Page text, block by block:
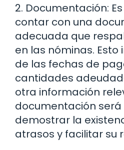
2. Documentación:
contar con una
adecuada que
en las nóminas. Esto
de las fechas de
cantidades
otra información
documentación será
demostrar la
atrasos y facilitar su